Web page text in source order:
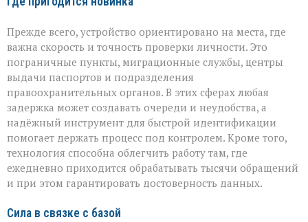
Прежде всего, устройство ориентировано на места, где
важна скорость и точность проверки личности. Это
пограничные пункты, миграционные службы, центры
выдачи паспортов и подразделения
правоохранительных органов. В этих сферах любая
задержка может создавать очереди и неудобства, а
надёжный инструмент для быстрой идентификации
помогает держать процесс под контролем. Кроме того,
технология способна облегчить работу там, где
ежедневно приходится обрабатывать тысячи обращений
и при этом гарантировать достоверность данных.
Сила в связке с базой